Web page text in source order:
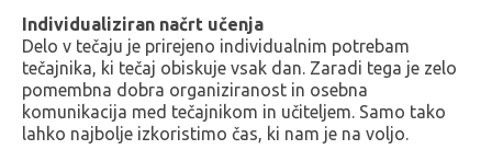
Individualiziran načrt učenja
Delo v tečaju je prirejeno individualnim potrebam
tečajnika, ki tečaj obiskuje vsak dan. Zaradi tega je zelo
pomembna dobra organiziranost in osebna
komunikacija med tečajnikom in učiteljem. Samo tako
lahko najbolje izkoristimo čas, ki nam je na voljo.